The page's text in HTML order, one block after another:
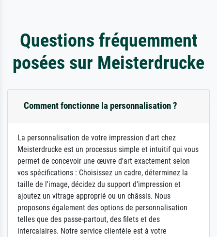
Questions fréquemment
posées sur Meisterdrucke
Comment fonctionne la personnalisation ?
La personnalisation de votre impression d'art chez
Meisterdrucke est un processus simple et intuitif qui vous
permet de concevoir une œuvre d'art exactement selon
vos spécifications : Choisissez un cadre, déterminez la
taille de l'image, décidez du support d'impression et
ajoutez un vitrage approprié ou un châssis. Nous
proposons également des options de personnalisation
telles que des passe-partout, des filets et des
intercalaires. Notre service clientèle est à votre